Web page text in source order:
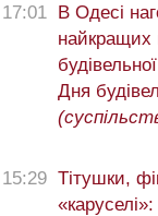
17:01
В Одесі
найкращих
Дня
15:29 Тітушки,